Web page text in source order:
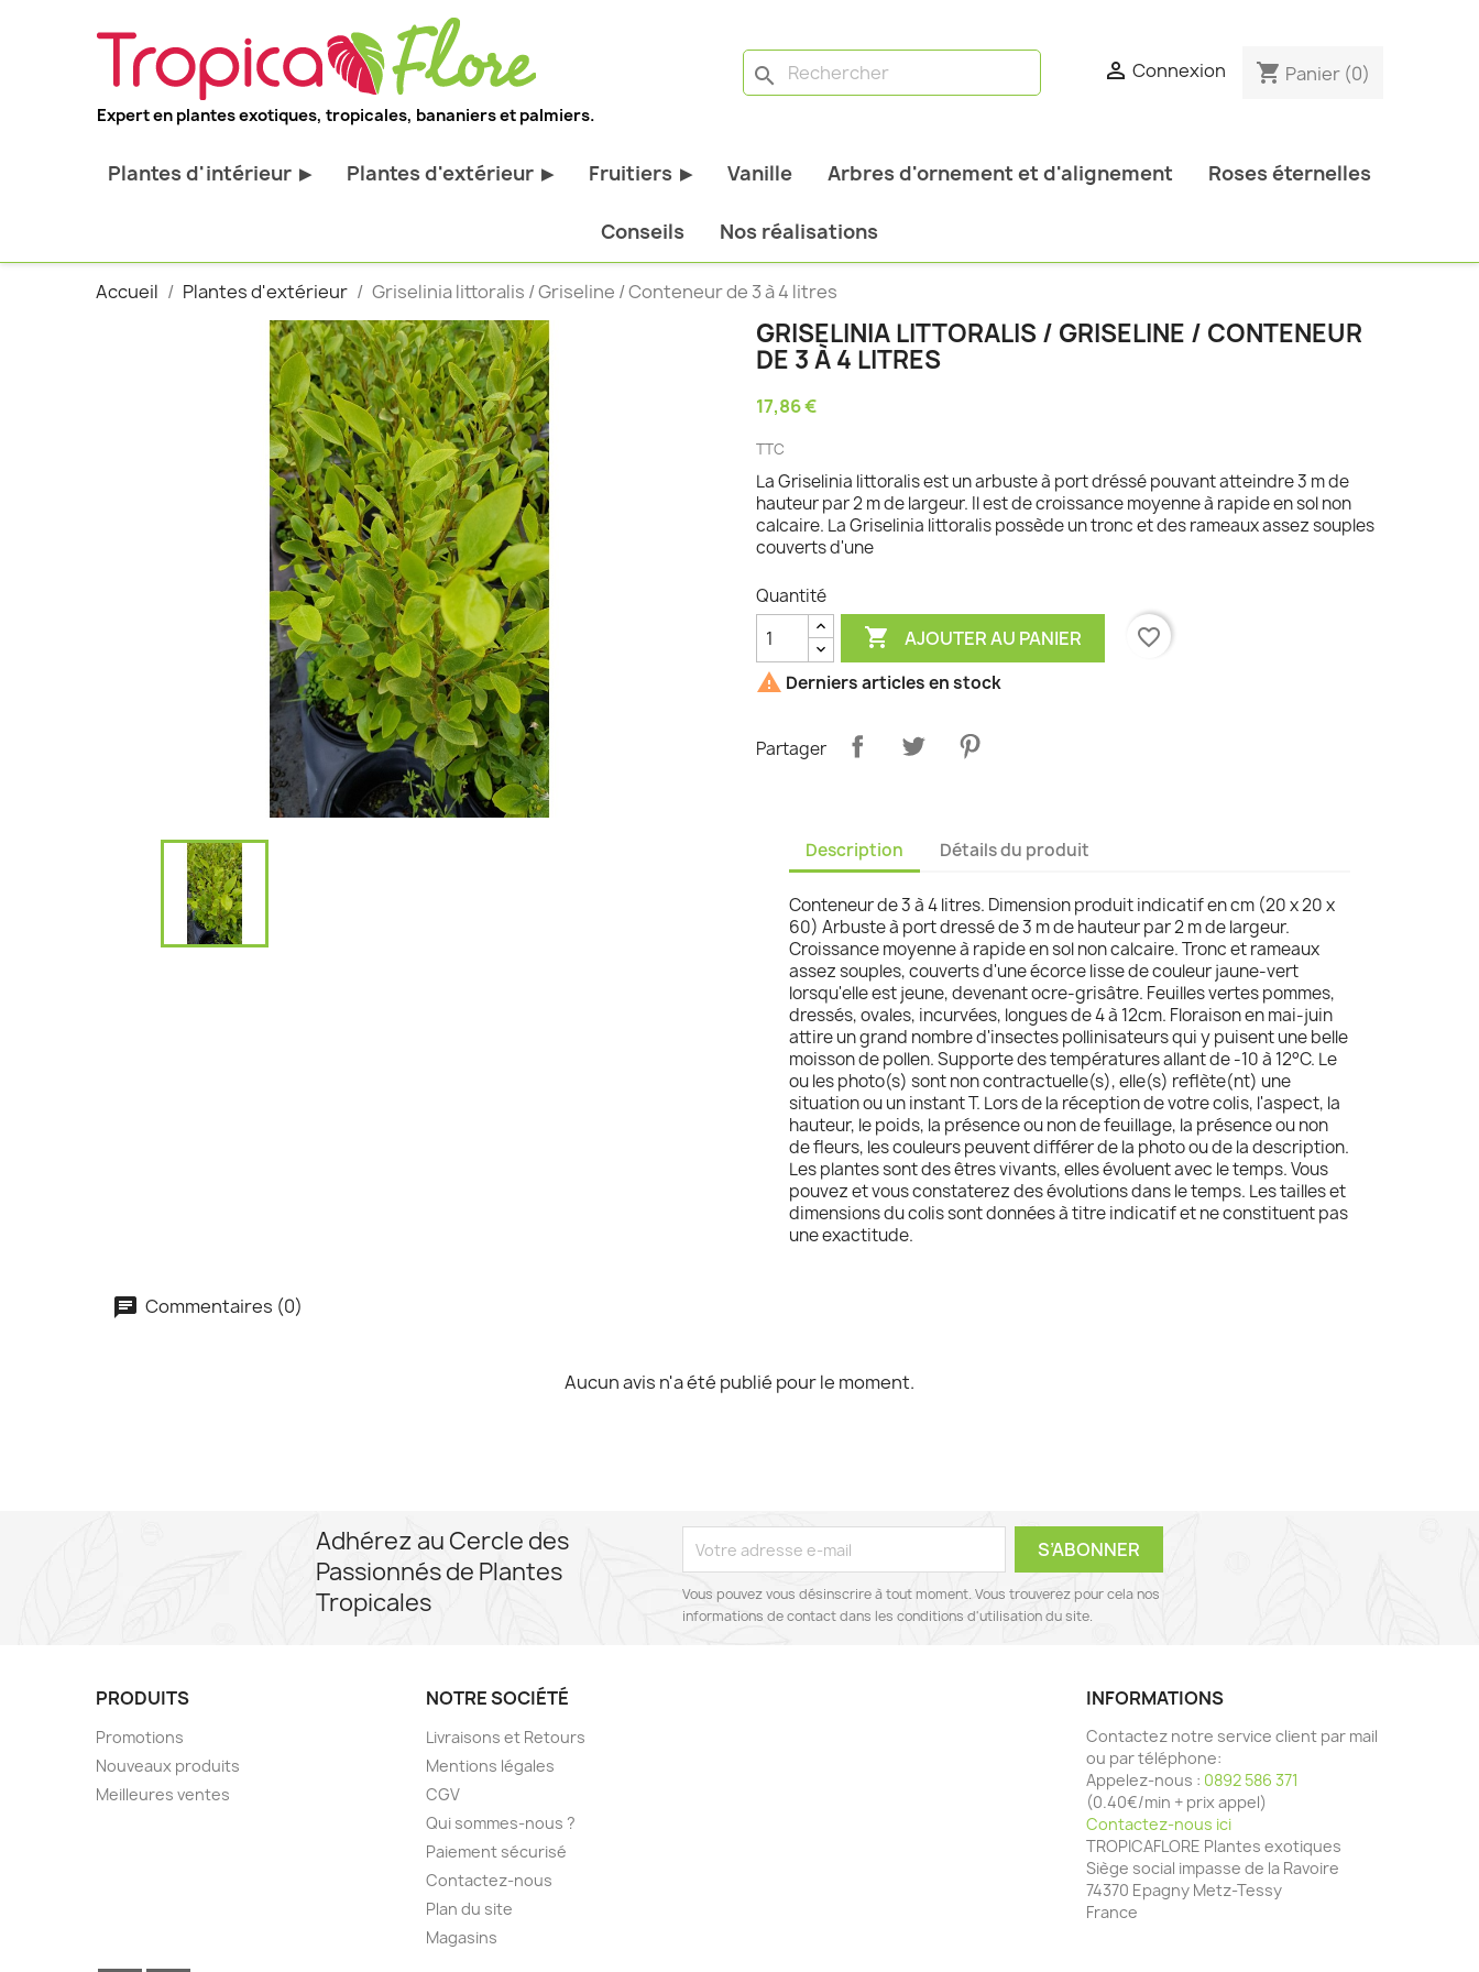
Expert en plantes exotiques, tropicales, bananiers et palmiers.
search  Connexion shopping_cart Panier (0)
Plantes d'intérieur ▶
Plantes pour bureau
Palmier d'intérieur
Cactus & Succulentes
Sujets d'exception
Plantes d'extérieur ▶
Toutes les plantes d'extérieur
Bananiers rustiques
Palmiers rustiques
Orchidées rustiques
Plantes et arbustes à feuillage
décoratif
Plantes grimpantes
Fourgères
Bambous et graminées
Fruitiers ▶
Tous les fruitiers
Arbres et arbustes fruitiers
Agrumes
Vanille Arbres d'ornement et d'alignement Roses éternelles
Conseils Nos réalisations
Accueil Plantes d'extérieur Griselinia littoralis / Griseline / Conteneur de 3 à 4 litres
GRISELINIA LITTORALIS / GRISELINE / CONTENEUR
DE 3 À 4 LITRES
17,86 €
TTC
La Griselinia littoralis est un arbuste à port dréssé pouvant atteindre 3 m de
hauteur par 2 m de largeur. Il est de croissance moyenne à rapide en sol non
calcaire. La Griselinia littoralis possède un tronc et des rameaux assez souples
couverts d'une
Quantité
 AJOUTER AU PANIER
favorite_border
 Derniers articles en stock
Partager
Description Détails du produit
Conteneur de 3 à 4 litres. Dimension produit indicatif en cm (20 x 20 x
60) Arbuste à port dressé de 3 m de hauteur par 2 m de largeur.
Croissance moyenne à rapide en sol non calcaire. Tronc et rameaux
assez souples, couverts d'une écorce lisse de couleur jaune-vert
lorsqu'elle est jeune, devenant ocre-grisâtre. Feuilles vertes pommes,
dressés, ovales, incurvées, longues de 4 à 12cm. Floraison en mai-juin
attire un grand nombre d'insectes pollinisateurs qui y puisent une belle
moisson de pollen. Supporte des températures allant de -10 à 12°C. Le
ou les photo(s) sont non contractuelle(s), elle(s) reflète(nt) une
situation ou un instant T. Lors de la réception de votre colis, l'aspect, la
hauteur, le poids, la présence ou non de feuillage, la présence ou non
de fleurs, les couleurs peuvent différer de la photo ou de la description.
Les plantes sont des êtres vivants, elles évoluent avec le temps. Vous
pouvez et vous constaterez des évolutions dans le temps. Les tailles et
dimensions du colis sont données à titre indicatif et ne constituent pas
une exactitude.
Commentaires (0)
Aucun avis n'a été publié pour le moment.
Adhérez au Cercle des
Passionnés de Plantes
Tropicales
Vous pouvez vous désinscrire à tout moment. Vous trouverez pour cela nos
informations de contact dans les conditions d'utilisation du site.
PRODUITS
Promotions
Nouveaux produits
Meilleures ventes
NOTRE SOCIÉTÉ
Livraisons et Retours
Mentions légales
CGV
Qui sommes-nous ?
Paiement sécurisé
Contactez-nous
Plan du site
Magasins
INFORMATIONS
Contactez notre service client par mail
ou par téléphone:
Appelez-nous : 0892 586 371
(0.40€/min + prix appel)
Contactez-nous ici
TROPICAFLORE Plantes exotiques
Siège social impasse de la Ravoire
74370 Epagny Metz-Tessy
France